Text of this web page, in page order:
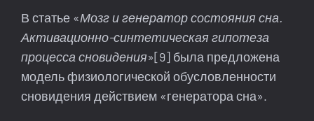
В статье «Мозг и генератор состояния сна.
Активационно-синтетическая гипотеза
процесса сновидения»[9] была предложена
модель физиологической обусловленности
сновидения действием «генератора сна».